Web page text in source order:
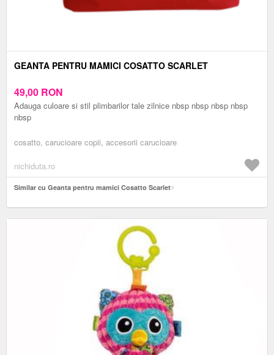
GEANTA PENTRU MAMICI COSATTO SCARLET
49,00 RON
Adauga culoare si stil plimbarilor tale zilnice nbsp nbsp nbsp nbsp
nbsp
cosatto, carucioare copii, accesorii carucioare
nichiduta.ro
Similar cu Geanta pentru mamici Cosatto Scarlet